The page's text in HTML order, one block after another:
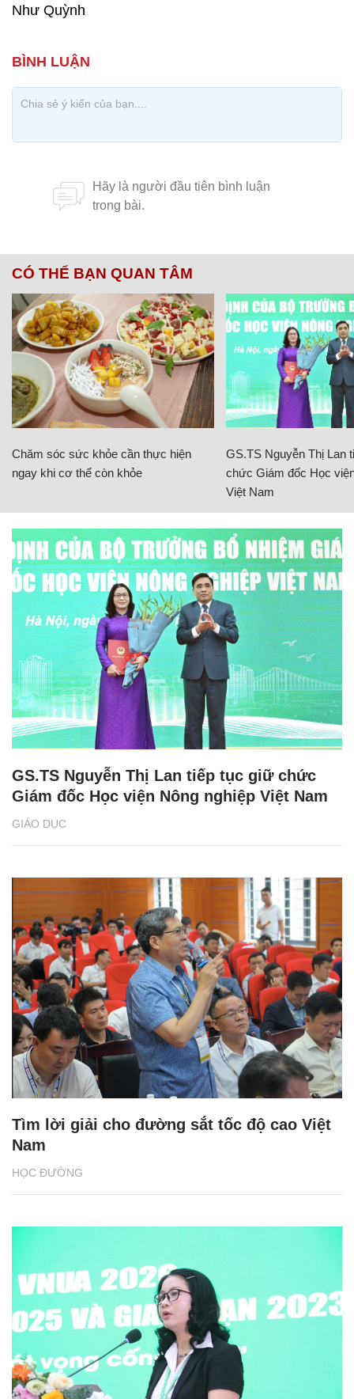
Như Quỳnh
CÓ THỂ BẠN QUAN TÂM
Chăm sóc sức khỏe cần thực hiện
ngay khi cơ thể còn khỏe
GS.TS Nguyễn Thị Lan
chức Giám đốc Học
Việt Nam
GIÁO DỤC
GS.TS Nguyễn Thị Lan tiếp tục giữ chức
Giám đốc Học viện Nông nghiệp Việt Nam
HỌC ĐƯỜNG
Tìm lời giải cho đường sắt tốc độ cao Việt
Nam